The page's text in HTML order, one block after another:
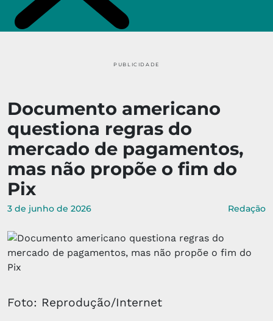
PUBLICIDADE
Documento americano
questiona regras do
mercado de pagamentos,
mas não propõe o fim do
Pix
3 de junho de 2026 Redação
Foto: Reprodução/Internet